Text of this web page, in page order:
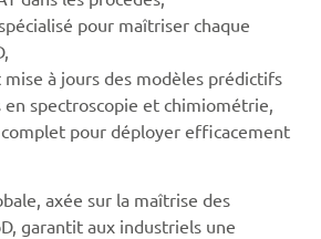
pour maîtriser chaque
à jours des modèles prédictifs
en spectroscopie et chimiométrie,
pour déployer efficacement
axée sur la maîtrise des
garantit aux industriels une